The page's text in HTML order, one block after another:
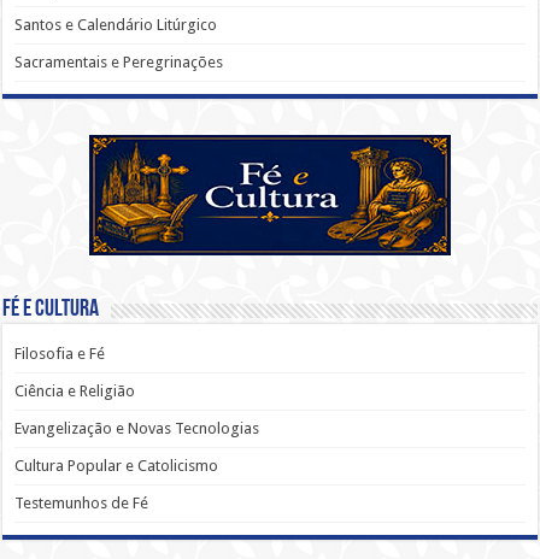
Santos e Calendário Litúrgico
Sacramentais e Peregrinações
Fé e Cultura
Filosofia e Fé
Ciência e Religião
Evangelização e Novas Tecnologias
Cultura Popular e Catolicismo
Testemunhos de Fé